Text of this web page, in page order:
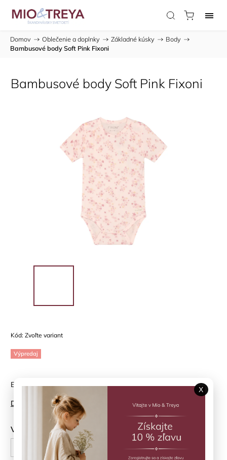
Domov / Oblečenie a doplnky / Základné kúsky / Body /
Bambusové body Soft Pink Fixoni
Bambusové body Soft Pink Fixoni
Kód: Zvoľte variant
Výpredaj
Body s krátkym rukávom v jemnom škandinávskom dizajne
Detailné informácie
Veľkosť
68 cm 80 cm
X